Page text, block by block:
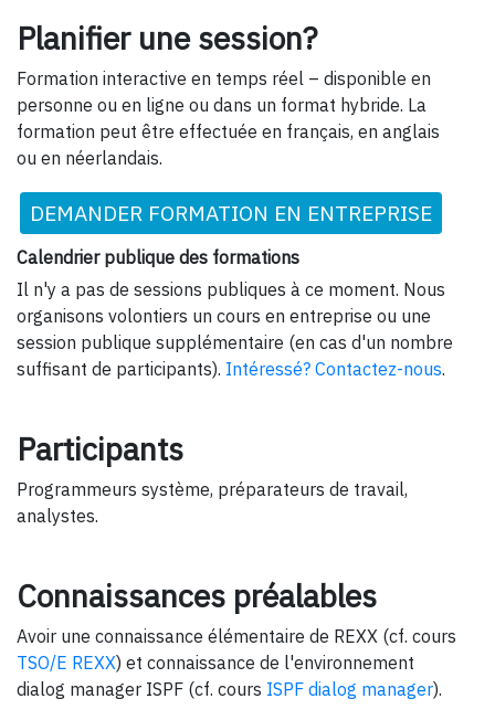
Planifier une session?
Formation interactive en temps réel – disponible en
personne ou en ligne ou dans un format hybride. La
formation peut être effectuée en français, en anglais
ou en néerlandais.
DEMANDER FORMATION EN ENTREPRISE
Calendrier publique des formations
Il n'y a pas de sessions publiques à ce moment. Nous
organisons volontiers un cours en entreprise ou une
session publique supplémentaire (en cas d'un nombre
suffisant de participants). Intéressé? Contactez-nous.
Participants
Programmeurs système, préparateurs de travail,
analystes.
Connaissances préalables
Avoir une connaissance élémentaire de REXX (cf. cours
TSO/E REXX) et connaissance de l'environnement
dialog manager ISPF (cf. cours ISPF dialog manager).